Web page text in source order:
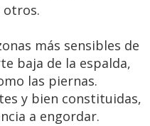
más sensibles de
baja de la espalda,
las piernas.
y bien constituidas,
a engordar.